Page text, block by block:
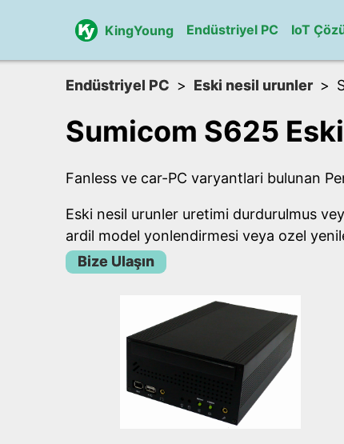
KingYoung Endüstriyel PC IoT
Endüstriyel PC Eski nesil urunler
Sumicom S625
Fanless ve car-PC varyantlari bulunan
Eski nesil urunler uretimi durdurulmus
ardil model yonlendirmesi veya ozel
Bize Ulaşın